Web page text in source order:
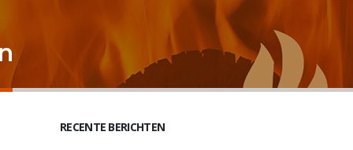
RECENTE BERICHTEN